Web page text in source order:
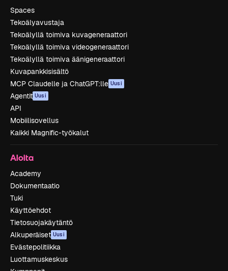
Spaces
Tekoälyavustaja
Tekoälyllä toimiva kuvageneraattori
Tekoälyllä toimiva videogeneraattori
Tekoälyllä toimiva äänigeneraattori
Kuvapankkisisältö
MCP Claudelle ja ChatGPT:lle Uusi
Agentit Uusi
API
Mobiilisovellus
Kaikki Magnific-työkalut
Aloita
Academy
Dokumentaatio
Tuki
Käyttöehdot
Tietosuojakäytäntö
Alkuperäiset Uusi
Evästepolitiikka
Luottamuskeskus